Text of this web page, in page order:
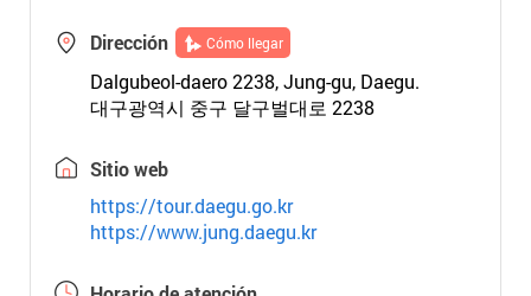
Dirección Cómo llegar
Dalgubeol-daero 2238, Jung-gu, Daegu.
대구광역시 중구 달구벌대로 2238
Sitio web
https://tour.daegu.go.kr
https://www.jung.daegu.kr